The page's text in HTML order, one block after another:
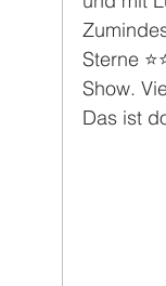
Sterne
Show.
Das ist